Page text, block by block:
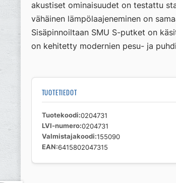
akustiset ominaisuudet on testattu
vähäinen lämpölaajeneminen on
Sisäpinnoiltaan SMU S-putket on
on kehitetty modernien pesu- ja
TUOTETIEDOT
Tuotekoodi 0204731
LVI-numero 0204731
Valmistajakoodi 155090
EAN 6415802047315